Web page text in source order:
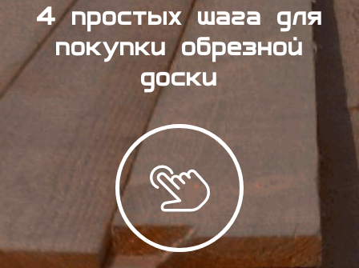
4 простых шага для
покупки обрезной
доски